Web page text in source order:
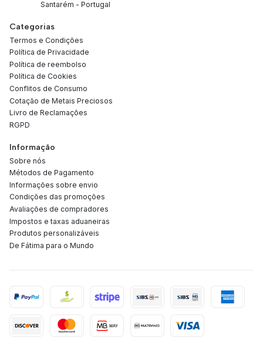
Santarém - Portugal
Categorias
Termos e Condições
Política de Privacidade
Política de reembolso
Política de Cookies
Conflitos de Consumo
Cotação de Metais Preciosos
Livro de Reclamações
RGPD
Informação
Sobre nós
Métodos de Pagamento
Informações sobre envio
Condições das promoções
Avaliações de compradores
Impostos e taxas aduaneiras
Produtos personalizáveis
De Fátima para o Mundo